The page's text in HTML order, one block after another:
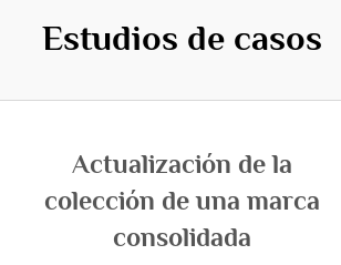
Estudios de casos
Actualización de la
colección de una marca
consolidada